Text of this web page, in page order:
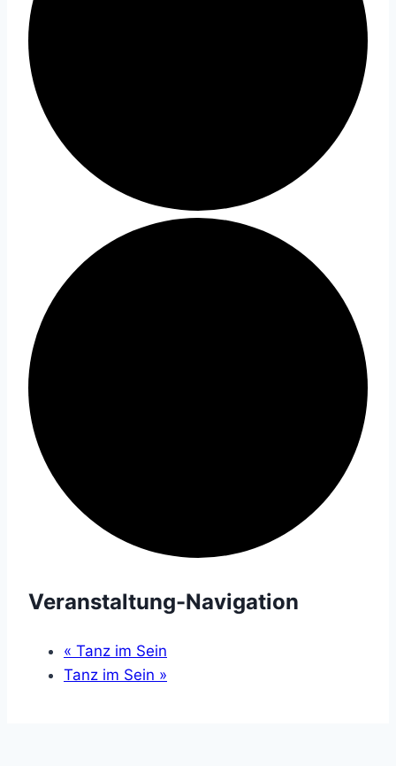
Veranstaltung-Navigation
« Tanz im Sein
Tanz im Sein »